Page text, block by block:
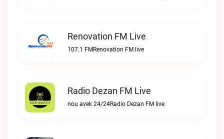
Renovation FM Live
107.1 FMRenovation FM live
Radio Dezan FM Live
nou avek 24/24Radio Dezan FM live